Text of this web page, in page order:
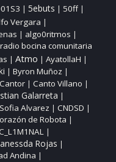
| 5ebuts | 50ff|
Vergara |
| algo0ritmos |
bocina comunitaria
| Atmo | AyatollaH |
| Byron Muñoz |
| Canto Villano |
Galarreta |
Alvarez | CNDSD |
de Robota |
|
Rojas |
Andina |